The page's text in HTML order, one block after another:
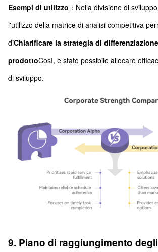
Esempi di utilizzo ：Nella divisione di
l'utilizzo della matrice di analisi competitiva
diChiarificare la strategia di
prodottoCosì, è stato possibile allocare
di sviluppo.
9. Piano di raggiungimento